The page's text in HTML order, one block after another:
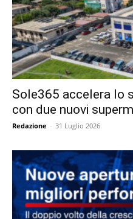
Sole365 accelera lo
con due nuovi
Redazione - 31 Luglio 2026